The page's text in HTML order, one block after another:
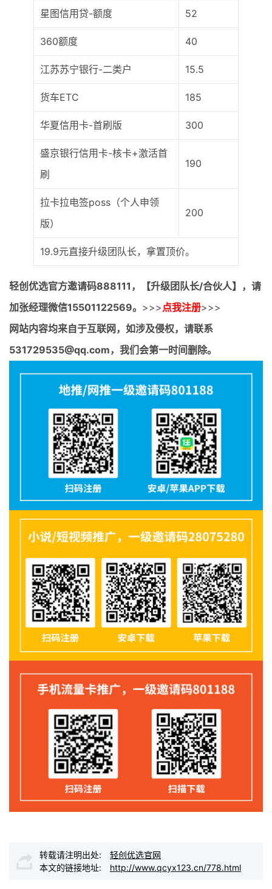
星图信用贷-额度 52
360额度 40
江苏苏宁银行-二类户 15.5
货车ETC 185
华夏信用卡-首刷版 300
盛京银行信用卡-核卡+激活首
刷
190
拉卡拉电签poss（个人申领
版）
200
19.9元直接升级团队长，拿置顶价。
轻创优选官方邀请码888111，【升级团队长/合伙人】，请
加张经理微信15501122569。 >>> 点我注册>>>
网站内容均来自于互联网，如涉及侵权，请联系
531729535@qq.com，我们会第一时间删除。
转载请注明出处:
轻创优选官网
本文的链接地址:
http://www.qcyx123.cn/778.html